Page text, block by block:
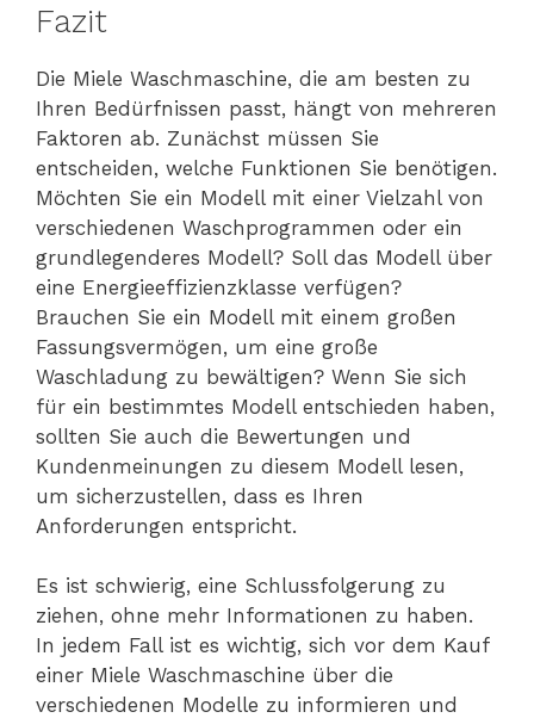
Fazit
Die Miele Waschmaschine, die am besten zu
Ihren Bedürfnissen passt, hängt von mehreren
Faktoren ab. Zunächst müssen Sie
entscheiden, welche Funktionen Sie benötigen.
Möchten Sie ein Modell mit einer Vielzahl von
verschiedenen Waschprogrammen oder ein
grundlegenderes Modell? Soll das Modell über
eine Energieeffizienzklasse verfügen?
Brauchen Sie ein Modell mit einem großen
Fassungsvermögen, um eine große
Waschladung zu bewältigen? Wenn Sie sich
für ein bestimmtes Modell entschieden haben,
sollten Sie auch die Bewertungen und
Kundenmeinungen zu diesem Modell lesen,
um sicherzustellen, dass es Ihren
Anforderungen entspricht.
Es ist schwierig, eine Schlussfolgerung zu
ziehen, ohne mehr Informationen zu haben.
In jedem Fall ist es wichtig, sich vor dem Kauf
einer Miele Waschmaschine über die
verschiedenen Modelle zu informieren und